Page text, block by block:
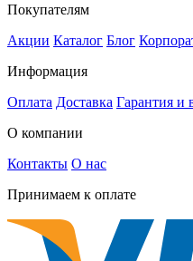
Покупателям
Акции Каталог Блог
Информация
Оплата Доставка Гарантия и
О компании
Контакты О нас
Принимаем к оплате